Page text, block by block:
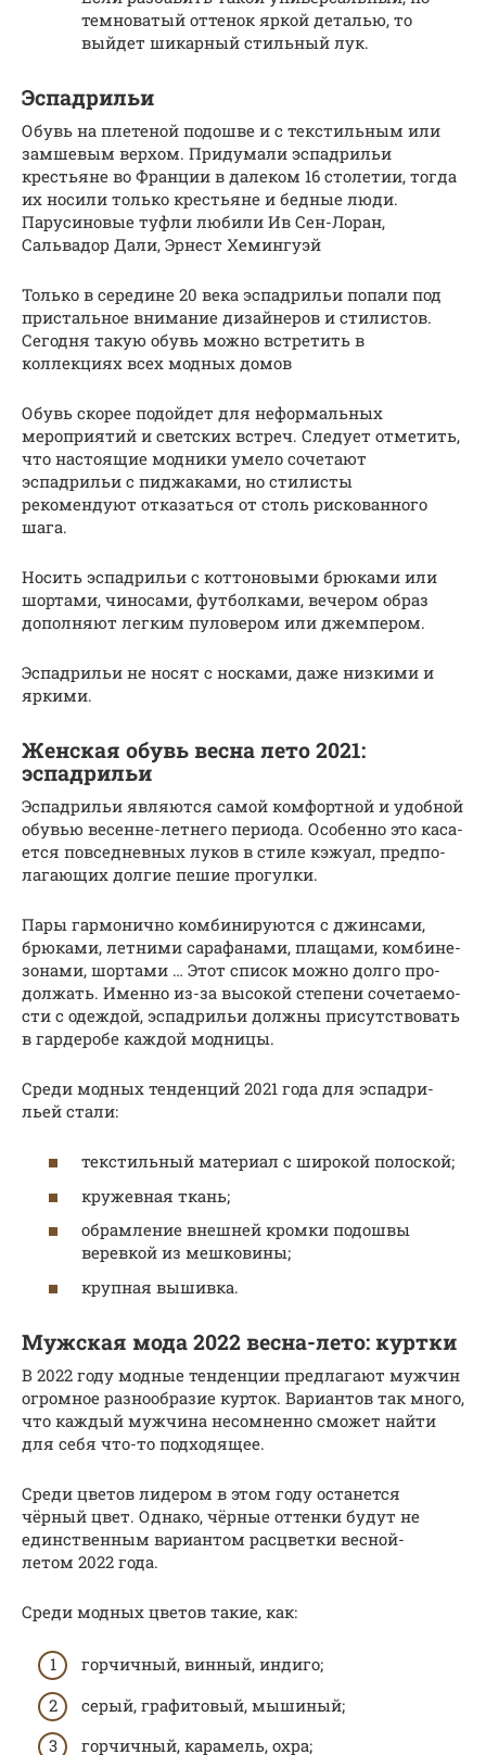
темноватый оттенок яркой деталью, то
выйдет шикарный стильный лук.
Эспадрильи
Обувь на плетеной подошве и с текстильным или
замшевым верхом. Придумали эспадрильи
крестьяне во Франции в далеком 16 столетии, тогда
их носили только крестьяне и бедные люди.
Парусиновые туфли любили Ив Сен-Лоран,
Сальвадор Дали, Эрнест Хемингуэй
Только в середине 20 века эспадрильи попали под
пристальное внимание дизайнеров и стилистов.
Сегодня такую обувь можно встретить в
коллекциях всех модных домов
Обувь скорее подойдет для неформальных
мероприятий и светских встреч. Следует отметить,
что настоящие модники умело сочетают
эспадрильи с пиджаками, но стилисты
рекомендуют отказаться от столь рискованного
шага.
Носить эспадрильи с коттоновыми брюками или
шортами, чиносами, футболками, вечером образ
дополняют легким пуловером или джемпером.
Эспадрильи не носят с носками, даже низкими и
яркими.
Женская обувь весна лето 2021:
эспадрильи
Эспад­ри­льи явля­ют­ся самой ком­форт­ной и удоб­ной
обу­вью весенне-лет­не­го пери­о­да. Осо­бен­но это каса­
ет­ся повсе­днев­ных луков в сти­ле кэжу­ал, пред­по­
ла­га­ю­щих дол­гие пешие прогулки.
Пары гар­мо­нич­но ком­би­ни­ру­ют­ся с джин­са­ми,
брю­ка­ми, лет­ни­ми сара­фа­на­ми, пла­ща­ми, ком­би­не­
зо­на­ми, шор­та­ми … Этот спи­сок мож­но дол­го про­
дол­жать. Имен­но из-за высо­кой сте­пе­ни соче­та­е­мо­
сти с одеж­дой, эспад­ри­льи долж­ны при­сут­ство­вать
в гар­де­робе каж­дой модницы.
Сре­ди мод­ных тен­ден­ций 2021 года для эспад­ри­
льей стали:
тек­стиль­ный мате­ри­ал с широ­кой полоской;
кру­жев­ная ткань;
обрам­ле­ние внеш­ней кром­ки подош­вы
верев­кой из мешковины;
круп­ная вышивка.
Мужская мода 2022 весна-лето: куртки
В 2022 году модные тенденции предлагают мужчин
огромное разнообразие курток. Вариантов так много,
что каждый мужчина несомненно сможет найти
для себя что-то подходящее.
Среди цветов лидером в этом году останется
чёрный цвет. Однако, чёрные оттенки будут не
единственным вариантом расцветки весной-
летом 2022 года.
Среди модных цветов такие, как:
горчичный, винный, индиго;
серый, графитовый, мышиный;
горчичный, карамель, охра;